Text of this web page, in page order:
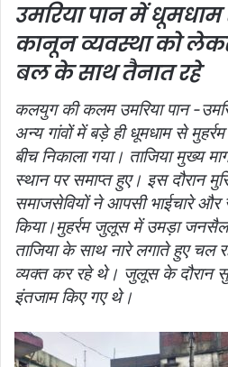
उमरिया पान में
कानून व्यवस्था को लेकर
बल के साथ तैनात रहे
कलयुग की कलम उमरिया पान -
अन्य गांवों में बड़े ही धूमधाम से
बीच निकाला गया। ताजिया मुख्य
स्थान पर समाप्त हुए। इस दौरान
समाजसेवियों ने आपसी भाईचारे और
किया।मुहर्रम जुलूस में उमड़ा
ताजिया के साथ नारे लगाते हुए चल
व्यक्त कर रहे थे। जुलूस के दौरान
इंतजाम किए गए थे।